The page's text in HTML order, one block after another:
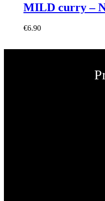
product
MILD curry –
€6.90